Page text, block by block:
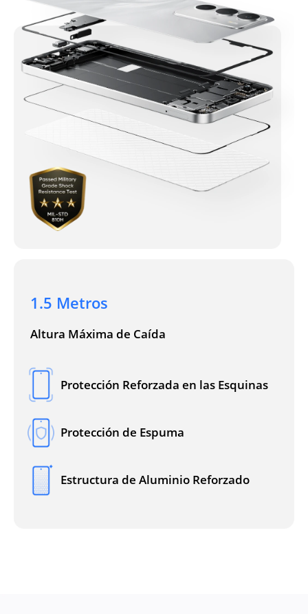
1.5 Metros
Altura Máxima de Caída
Protección Reforzada en las Esquinas
Protección de Espuma
Estructura de Aluminio Reforzado